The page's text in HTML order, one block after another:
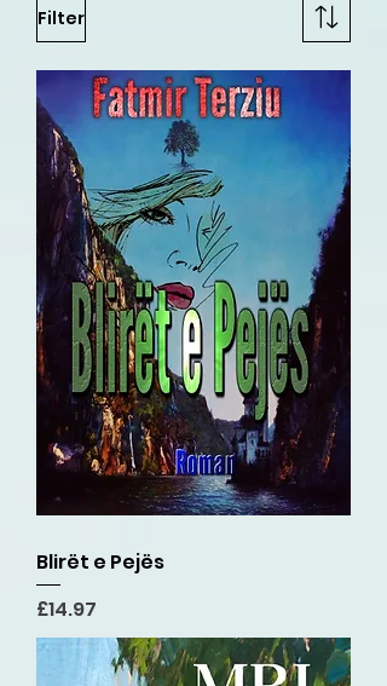
Filter
Blirët e Pejës
Price
£14.97